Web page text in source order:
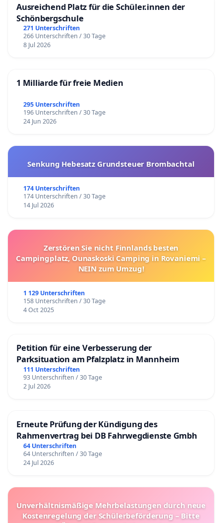
Ausreichend Platz für die Schüler.innen der
Schönbergschule
271 Unterschriften
266 Unterschriften / 30 Tage
8 Jul 2026
1 Milliarde für freie Medien
295 Unterschriften
196 Unterschriften / 30 Tage
24 Jun 2026
Senkung Hebesatz Grundsteuer Brombachtal
174 Unterschriften
174 Unterschriften / 30 Tage
14 Jul 2026
Zerstören Sie nicht Finnlands besten
Campingplatz, Ounaskoski Camping in Rovaniemi –
NEIN zum Umzug!
1 129 Unterschriften
158 Unterschriften / 30 Tage
4 Oct 2025
Petition für eine Verbesserung der
Parksituation am Pfalzplatz in Mannheim
111 Unterschriften
93 Unterschriften / 30 Tage
2 Jul 2026
Erneute Prüfung der Kündigung des
Rahmenvertrag bei DB Fahrwegdienste Gmbh
64 Unterschriften
64 Unterschriften / 30 Tage
24 Jul 2026
Unverhältnismäßige Mehrbelastungen durch neue
Kostenregelung der Schülerbeförderung – Bitte